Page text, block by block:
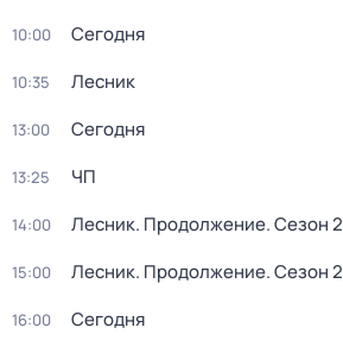
10:00 Сегодня
10:35 Лесник
13:00 Сегодня
13:25 ЧП
14:00 Лесник. Продолжение. Сезон 2
15:00 Лесник. Продолжение. Сезон 2
16:00 Сегодня